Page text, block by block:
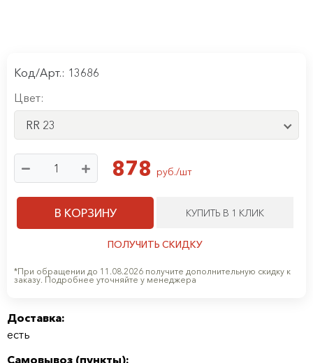
Код/Арт.: 13686
Цвет:
RR 23
878 руб./шт
В КОРЗИНУ КУПИТЬ В 1 КЛИК
ПОЛУЧИТЬ СКИДКУ
*При обращении до 11.08.2026 получите дополнительную скидку к
заказу. Подробнее уточняйте у менеджера
Доставка:
есть
Самовывоз (пункты):